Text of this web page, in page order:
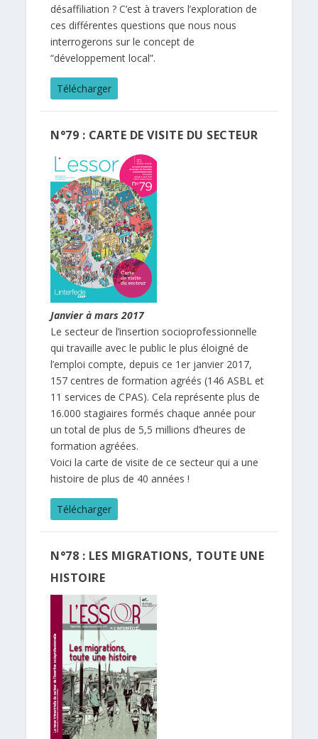
désaffiliation ? C’est à travers l’exploration de
ces différentes questions que nous nous
interrogerons sur le concept de
“développement local”.
Télécharger
N°79 : CARTE DE VISITE DU SECTEUR
Janvier à mars 2017
Le secteur de l’insertion socioprofessionnelle
qui travaille avec le public le plus éloigné de
l’emploi compte, depuis ce 1er janvier 2017,
157 centres de formation agréés (146 ASBL et
11 services de CPAS). Cela représente plus de
16.000 stagiaires formés chaque année pour
un total de plus de 5,5 millions d’heures de
formation agréées.
Voici la carte de visite de ce secteur qui a une
histoire de plus de 40 années !
Télécharger
N°78 : LES MIGRATIONS, TOUTE UNE
HISTOIRE